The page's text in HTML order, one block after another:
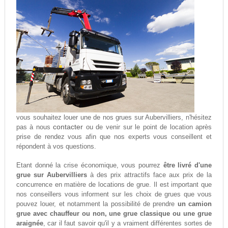
vous souhaitez louer une de nos grues sur Aubervilliers, n'hésitez
pas à nouscontacter ou de venir sur le point de location après
prise de rendez vous afin que nos experts vous conseillent et
répondent à vos questions.
Etant donné la crise économique, vous pourrez être livré d'une
grue sur Aubervilliersà des prix attractifs face aux prix de la
concurrence en matière de locations de grue. Il est important que
nos conseillers vous informent sur les choix de grues que vous
pouvez louer, et notamment la possibilité de prendre un camion
grue avec chauffeur ou non, une grue classique ou une grue
araignée, car il faut savoir qu'il y a vraiment différentes sortes de